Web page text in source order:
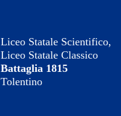
Liceo Statale Scientifico,
Liceo Statale Classico
Battaglia 1815
Tolentino